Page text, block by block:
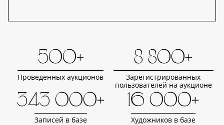
500+
Проведенных аукционов
8 800+
Зарегистрированных
пользователей на аукционе
343 000+
Записей в базе
16 000+
Художников в базе